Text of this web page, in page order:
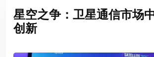
星空之争：卫星通信市场
创新